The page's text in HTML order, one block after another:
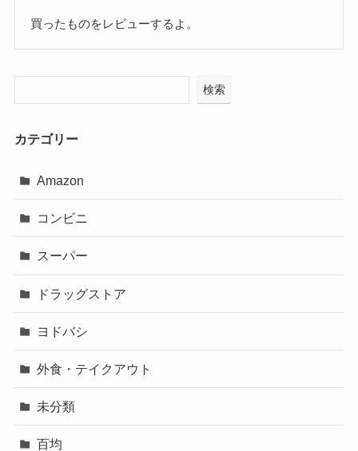
買ったものをレビューするよ。
検索
カテゴリー
Amazon
コンビニ
スーパー
ドラッグストア
ヨドバシ
外食・テイクアウト
未分類
百均